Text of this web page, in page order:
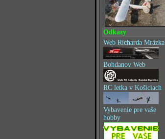
Odkazy
Web Richarda Mrázka
Bohdanov Web
RC letka v Košiciach
Vybavenie pre vaše
hobby